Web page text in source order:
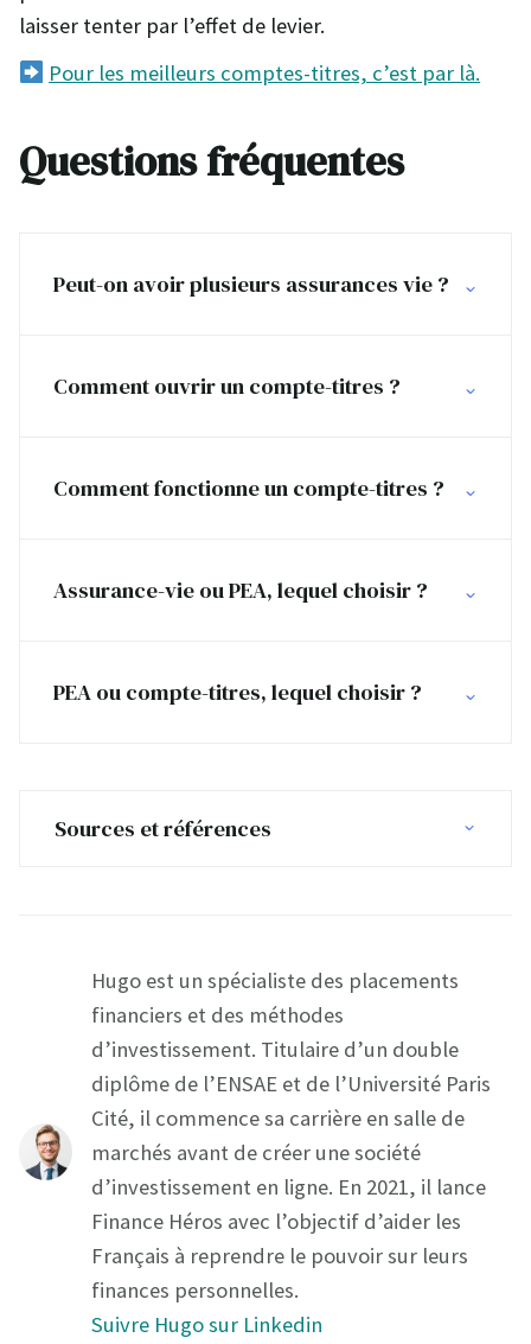
laisser tenter par l’effet de levier.
Pour les meilleurs comptes-titres, c’est par là.
Questions fréquentes
Peut-on avoir plusieurs assurances vie ?
Comment ouvrir un compte-titres ?
Comment fonctionne un compte-titres ?
Assurance-vie ou PEA, lequel choisir ?
PEA ou compte-titres, lequel choisir ?
Sources et références
Hugo est un spécialiste des placements
financiers et des méthodes
d’investissement. Titulaire d’un double
diplôme de l’ENSAE et de l’Université Paris
Cité, il commence sa carrière en salle de
marchés avant de créer une société
d’investissement en ligne. En 2021, il lance
Finance Héros avec l’objectif d’aider les
Français à reprendre le pouvoir sur leurs
finances personnelles.
Suivre Hugo sur Linkedin